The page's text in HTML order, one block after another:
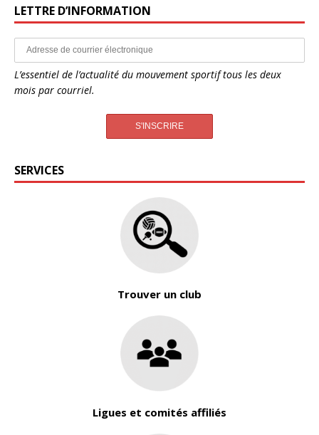
LETTRE D’INFORMATION
L’essentiel de l’actualité du mouvement sportif tous les deux
mois par courriel.
SERVICES
Trouver un club
Ligues et comités affiliés